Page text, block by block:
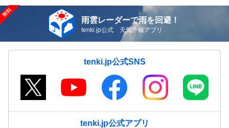
雨雲レーダーで雨を回避！
tenki.jp公式 天気予報アプリ
tenki.jp公式SNS
tenki.jp公式アプリ